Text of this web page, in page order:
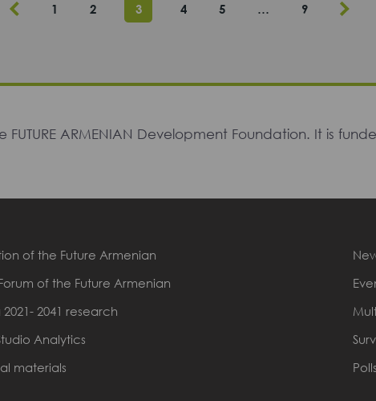
1 2 3 4 5 9
FUTURE ARMENIAN Development Foundation. It is
of the Future Armenian
of the Future Armenian
2041 research
Analytics
materials
Polls